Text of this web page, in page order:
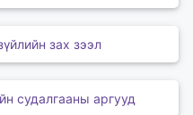
зах зээл
судалгааны аргууд